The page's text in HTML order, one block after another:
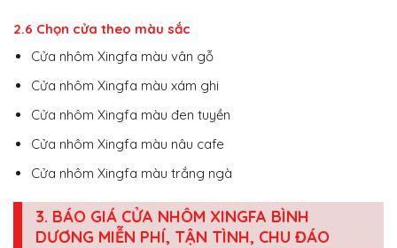
2.6 Chọn cửa theo màu sắc
Cửa nhôm Xingfa màu vân gỗ
Cửa nhôm Xingfa màu xám ghi
Cửa nhôm Xingfa màu đen tuyền
Cửa nhôm Xingfa màu nâu cafe
Cửa nhôm Xingfa màu trắng ngà
3. BÁO GIÁ CỬA NHÔM XINGFA BÌNH
DƯƠNG MIỄN PHÍ, TẬN TÌNH, CHU ĐÁO